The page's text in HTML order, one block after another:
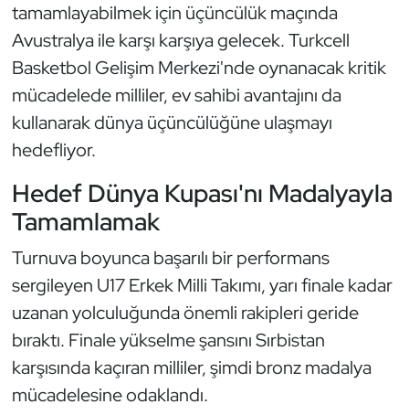
tamamlayabilmek için üçüncülük maçında
Avustralya ile karşı karşıya gelecek. Turkcell
Basketbol Gelişim Merkezi'nde oynanacak kritik
mücadelede milliler, ev sahibi avantajını da
kullanarak dünya üçüncülüğüne ulaşmayı
hedefliyor.
Hedef Dünya Kupası'nı Madalyayla
Tamamlamak
Turnuva boyunca başarılı bir performans
sergileyen U17 Erkek Milli Takımı, yarı finale kadar
uzanan yolculuğunda önemli rakipleri geride
bıraktı. Finale yükselme şansını Sırbistan
karşısında kaçıran milliler, şimdi bronz madalya
mücadelesine odaklandı.
Eskrim
Futbol
Futsal
Genel
Golf
Güreş
Halter
Hava Sporları
Hentbol